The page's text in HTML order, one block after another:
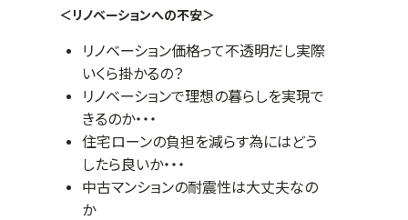
＜リノベーションへの不安＞
リノベーション価格って不透明だし実際
いくら掛かるの？
リノベーションで理想の暮らしを実現で
きるのか・・・
住宅ローンの負担を減らす為にはどう
したら良いか・・・
中古マンションの耐震性は大丈夫なの
か